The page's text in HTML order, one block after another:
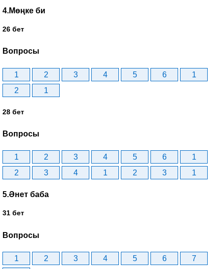
4.Мөңке би
26 бет
Вопросы
1 2 3 4 5 6
1
2
1
28 бет
Вопросы
1 2 3 4 5 6
1
2
3 4 1 2 3 1
5.Әнет баба
31 бет
Вопросы
1 2 3 4 5 6
7